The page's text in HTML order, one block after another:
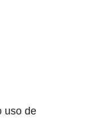
uso de